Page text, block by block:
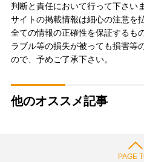
判断と責任において行って下さい
サイトの掲載情報は細心の注意を
全ての情報の正確性を保証するも
ラブル等の損失が被っても損害等
ので、予めご了承下さい。
他のオススメ記事
PAGE